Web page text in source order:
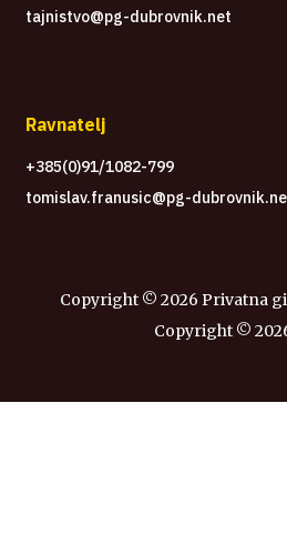
tajnistvo@pg-dubrovnik.net
Ravnatelj
+385(0)91/1082-799
tomislav.franusic@pg-
Copyright © 2026 Privatna
Copyright ©